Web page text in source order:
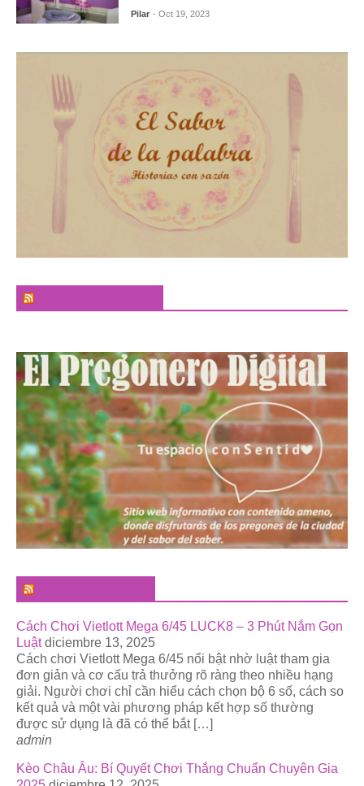
Pilar - Oct 19, 2023
Cách Chơi Vietlott Mega 6/45 LUCK8 – 3 Phút Nắm Gọn
Luật diciembre 13, 2025
Cách chơi Vietlott Mega 6/45 nổi bật nhờ luật tham gia
đơn giản và cơ cấu trả thưởng rõ ràng theo nhiều hạng
giải. Người chơi chỉ cần hiểu cách chọn bộ 6 số, cách so
kết quả và một vài phương pháp kết hợp số thường
được sử dụng là đã có thể bắt […]
admin
Kèo Châu Âu: Bí Quyết Chơi Thắng Chuẩn Chuyên Gia